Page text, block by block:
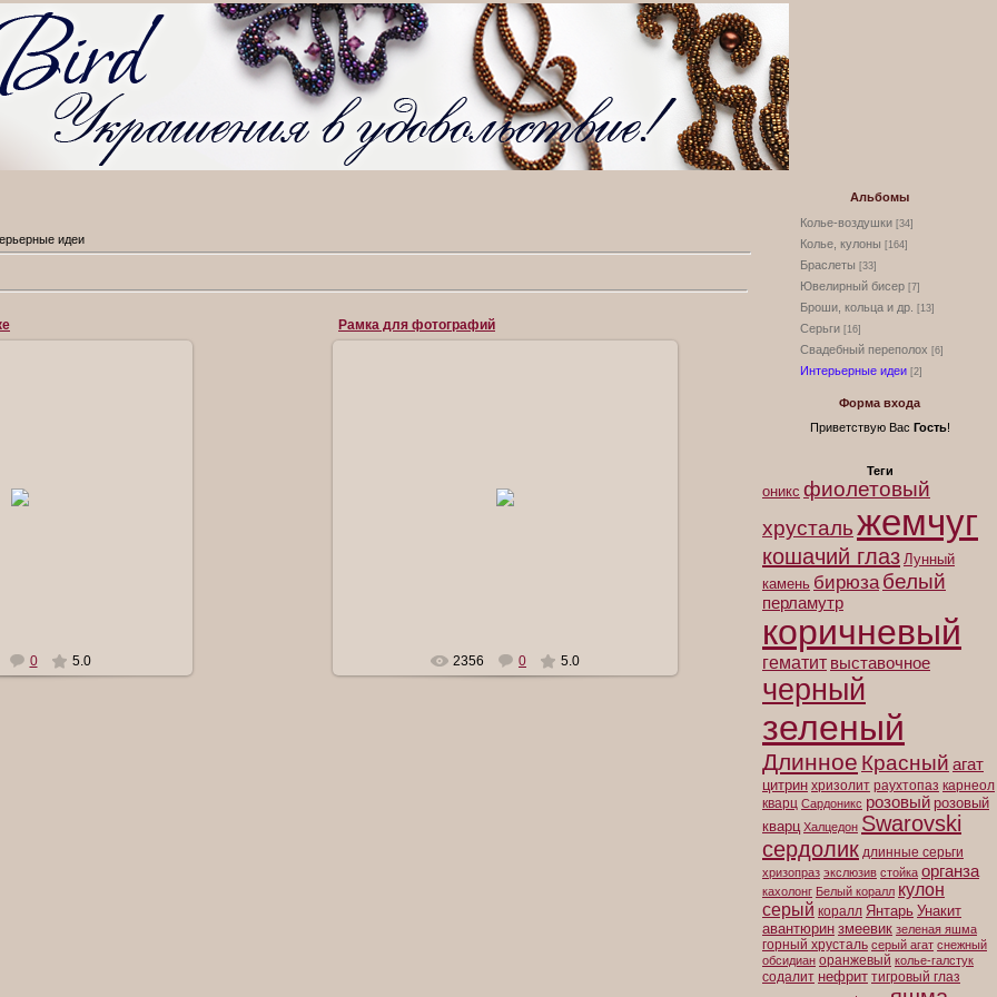
Альбомы
Колье-воздушки [34]
Колье, кулоны [164]
Браслеты [33]
Ювелирный бисер [7]
Броши, кольца и др. [13]
Серьги [16]
Свадебный переполох [6]
Интерьерные идеи [2]
Форма входа
Приветствую Вас Гость!
Теги
оникс фиолетовый
хрустальжемчуг
кошачий глаз Лунный
камень бирюза белый
перламутр
коричневый
гематит выставочное
черный
зеленый
Длинное Красный агат
цитрин хризолит раухтопаз карнеол
кварц Сардоникс розовый розовый
кварц Халцедон Swarovski
сердолик длинные серьги
хризопраз экслюзив стойка органза
кахолонг Белый коралл кулон
серый коралл Янтарь Унакит
авантюрин змеевик зеленая яшма
горный хрусталь серый агат снежный
обсидиан оранжевый колье-галстук
содалит нефрит тигровый глаз
идеи
0 5.0
Рамка для фотографий
2356 0 5.0